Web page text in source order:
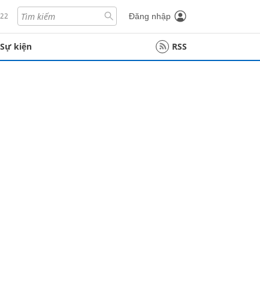
Đăng nhập
Sự kiện RSS